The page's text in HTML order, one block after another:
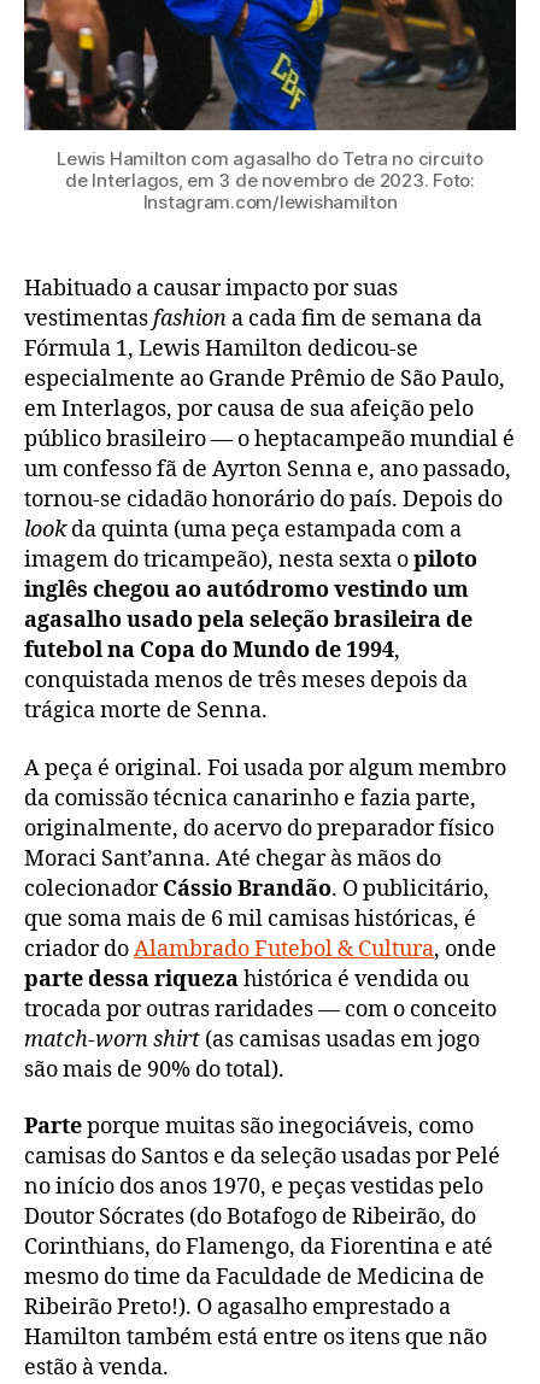
Lewis Hamilton com agasalho do Tetra no circuito
de Interlagos, em 3 de novembro de 2023. Foto:
Instagram.com/lewishamilton
Habituado a causar impacto por suas
vestimentasfashion a cada fim de semana da
Fórmula 1, Lewis Hamilton dedicou-se
especialmente ao Grande Prêmio de São Paulo,
em Interlagos, por causa de sua afeição pelo
público brasileiro — o heptacampeão mundial é
um confesso fã de Ayrton Senna e, ano passado,
tornou-se cidadão honorário do país. Depois do
lookda quinta (uma peça estampada com a
imagem do tricampeão), nesta sexta opiloto
inglês chegou ao autódromo vestindo um
agasalho usado pela seleção brasileira de
futebol na Copa do Mundo de 1994,
conquistada menos de três meses depois da
trágica morte de Senna.
A peça é original. Foi usada por algum membro
da comissão técnica canarinho e fazia parte,
originalmente, do acervo do preparador físico
Moraci Sant’anna. Até chegar às mãos do
colecionadorCássio Brandão. O publicitário,
que soma mais de 6 mil camisas históricas, é
criador doAlambrado Futebol & Cultura, onde
parte dessa riquezahistórica é vendida ou
trocada por outras raridades — com o conceito
match-worn shirt (as camisas usadas em jogo
são mais de 90% do total).
Parteporque muitas são inegociáveis, como
camisas do Santos e da seleção usadas por Pelé
no início dos anos 1970, e peças vestidas pelo
Doutor Sócrates (do Botafogo de Ribeirão, do
Corinthians, do Flamengo, da Fiorentina e até
mesmo do time da Faculdade de Medicina de
Ribeirão Preto!). O agasalho emprestado a
Hamilton também está entre os itens que não
estão à venda.